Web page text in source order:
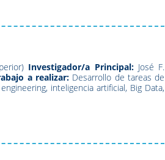
Investigador/a Principal: José F.
a realizar: Desarrollo de tareas de
inteligencia artificial, Big Data,